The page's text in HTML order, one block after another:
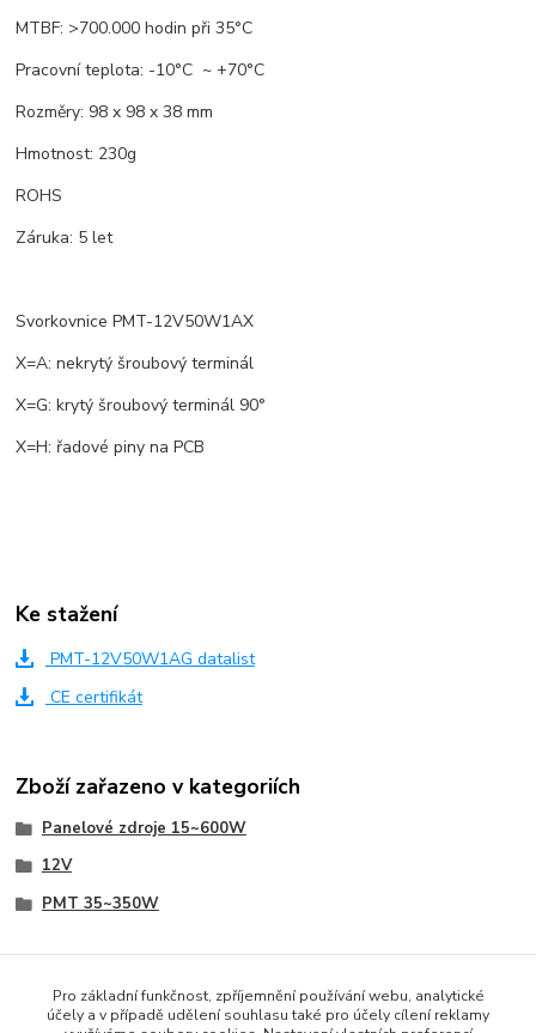
MTBF: >700.000 hodin při 35°C
Pracovní teplota: -10°C ~ +70°C
Rozměry: 98 x 98 x 38 mm
Hmotnost: 230g
ROHS
Záruka: 5 let
Svorkovnice PMT-12V50W1AX
X=A: nekrytý šroubový terminál
X=G: krytý šroubový terminál 90°
X=H: řadové piny na PCB
Ke stažení
PMT-12V50W1AG datalist
CE certifikát
Zboží zařazeno v kategoriích
Panelové zdroje 15~600W
12V
PMT 35~350W
www.czech-meanwell.cz
Pro základní funkčnost, zpříjemnění používání webu, analytické
účely a v případě udělení souhlasu také pro účely cílení reklamy